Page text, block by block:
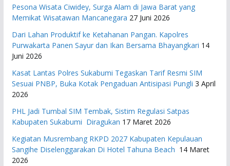
Pesona Wisata Ciwidey, Surga Alam di Jawa Barat yang
Memikat Wisatawan Mancanegara 27 Juni 2026
Dari Lahan Produktif ke Ketahanan Pangan. Kapolres
Purwakarta Panen Sayur dan Ikan Bersama Bhayangkari 14
Juni 2026
Kasat Lantas Polres Sukabumi Tegaskan Tarif Resmi SIM
Sesuai PNBP, Buka Kotak Pengaduan Antisipasi Pungli 3 April
2026
PHL Jadi Tumbal SIM Tembak, Sistim Regulasi Satpas
Kabupaten Sukabumi Diragukan 17 Maret 2026
Kegiatan Musrembang RKPD 2027 ​Kabupaten Kepulauan
Sangihe Diselenggarakan Di Hotel Tahuna Beach 14 Maret
2026